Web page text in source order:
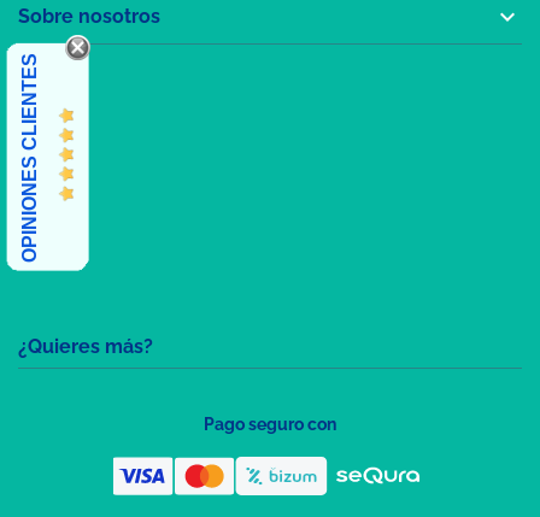
¿Quieres más?
Sobre nosotros 
OPINIONES CLIENTES
Pago seguro con